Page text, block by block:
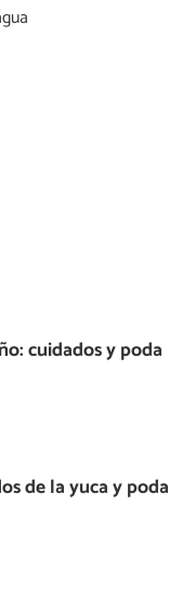
cuidados y poda
de la yuca y poda